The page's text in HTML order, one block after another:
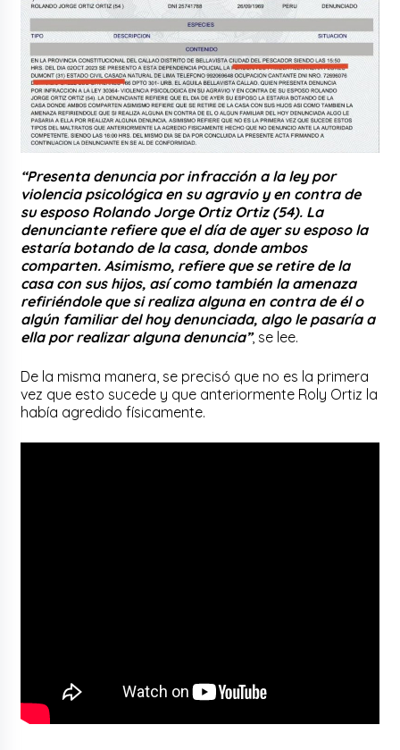
“Presenta denuncia por infracción a la ley por
violencia psicológica en su agravio y en contra de
su esposo Rolando Jorge Ortiz Ortiz (54). La
denunciante refiere que el día de ayer su esposo la
estaría botando de la casa, donde ambos
comparten. Asimismo, refiere que se retire de la
casa con sus hijos, así como también la amenaza
refiriéndole que si realiza alguna en contra de él o
algún familiar del hoy denunciada, algo le pasaría a
ella por realizar alguna denuncia”, se lee.
De la misma manera, se precisó que no es la primera
vez que esto sucede y que anteriormente Roly Ortiz la
había agredido físicamente.